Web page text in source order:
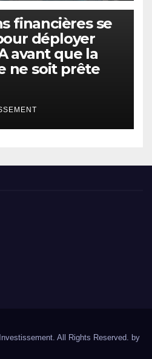
financières se
déployer
avant que la
ne soit prête
All Rights Reserved. by